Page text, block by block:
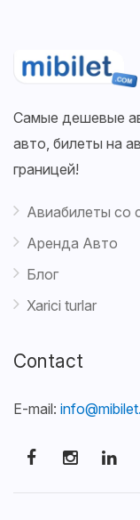
Самые дешевые
авто, билеты на
границей!
Авиабилеты со
Аренда Авто
Блог
Xarici turlar
Contact
E-mail: